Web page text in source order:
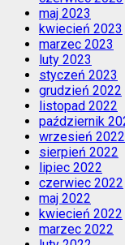
maj 2023
kwiecień 2023
marzec 2023
luty 2023
styczeń 2023
grudzień 2022
listopad 2022
październik
wrzesień 2022
sierpień 2022
lipiec 2022
czerwiec 2022
maj 2022
kwiecień 2022
marzec 2022